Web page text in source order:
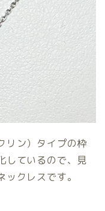
リン）タイプの枠
しているので、見
クレスです。